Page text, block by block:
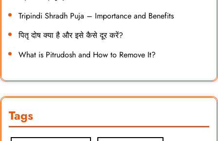
Tripindi Shradh Puja – Importance and Benefits
पितृ दोष क्या है और इसे कैसे दूर करें?
What is Pitrudosh and How to Remove It?
Tags